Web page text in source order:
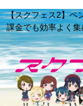
【スクフェス2】ペ
課金でも効率よく